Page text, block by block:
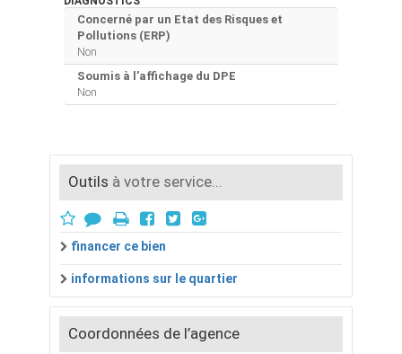
Concerné par un Etat des Risques et
Pollutions (ERP)
Non
Soumis à l'affichage du DPE
Non
Outils à votre service...
financer ce bien
informations sur le quartier
Coordonnées de l’agence